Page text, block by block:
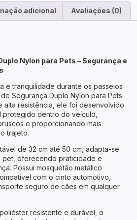
adicional Avaliações (0)
Nylon para Pets – Segurança e
e tranquilidade durante os passeios
Segurança Duplo Nylon para Pets.
alta resistência, ele foi desenvolvido
protegido dentro do veículo,
e proporcionando mais
trajeto.
de 32 cm até 50 cm, adapta-se
pet, oferecendo praticidade e
Possui mosquetão metálico
com o cinto automotivo,
seguro de cães em qualquer
resistente e durável, o